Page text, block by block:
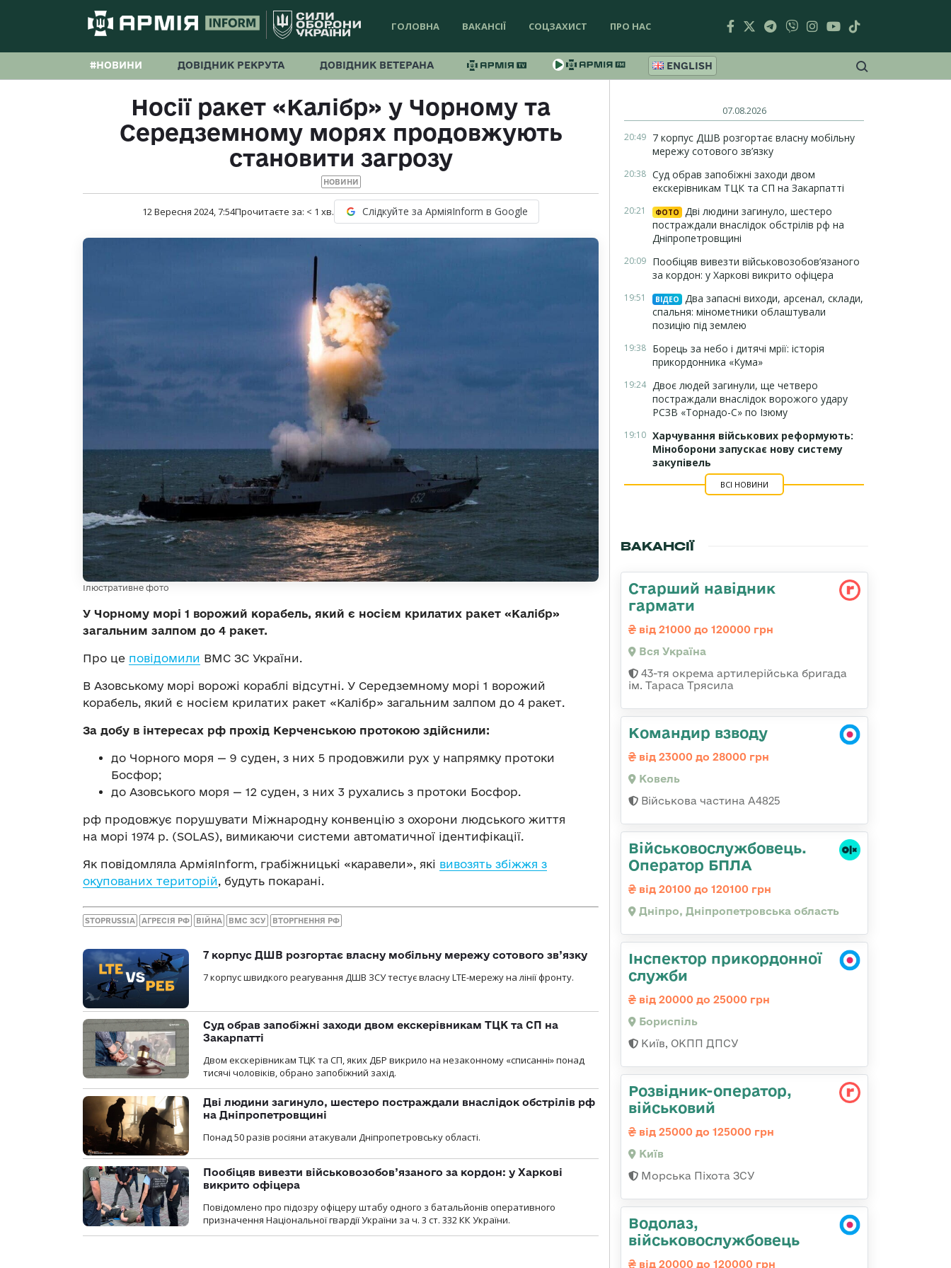
ГОЛОВНА ВАКАНСІЇ СОЦЗАХИСТ ПРО НАС
#НОВИНИ ДОВІДНИК РЕКРУТА ДОВІДНИК ВЕТЕРАНА ENGLISH
Носії ракет «Калібр» у Чорному та
Середземному морях продовжують
становити загрозу
НОВИНИ
12 Вересня 2024, 7:54Прочитаєте за: < 1 хв. Слідкуйте за АрміяInform в Google
Ілюстративне фото
У Чорному морі 1 ворожий корабель, який є носієм крилатих ракет «Калібр»
загальним залпом до 4 ракет.
Про це повідомили ВМС ЗС України.
В Азовському морі ворожі кораблі відсутні. У Середземному морі 1 ворожий
корабель, який є носієм крилатих ракет «Калібр» загальним залпом до 4 ракет.
За добу в інтересах рф прохід Керченською протокою здійснили:
до Чорного моря — 9 суден, з них 5 продовжили рух у напрямку протоки
Босфор;
до Азовського моря — 12 суден, з них 3 рухались з протоки Босфор.
рф продовжує порушувати Міжнародну конвенцію з охорони людського життя
на морі 1974 р. (SOLAS), вимикаючи системи автоматичної ідентифікації.
Як повідомляла АрміяInform, грабіжницькі «каравели», які вивозять збіжжя з
окупованих територій, будуть покарані.
STOPRUSSIA АГРЕСІЯ РФ ВІЙНА ВМС ЗСУ ВТОРГНЕННЯ РФ
7 корпус ДШВ розгортає власну мобільну мережу сотового зв’язку
7 корпус швидкого реагування ДШВ ЗСУ тестує власну LTE-мережу на лінії фронту.
Суд обрав запобіжні заходи двом екскерівникам ТЦК та СП на
Закарпатті
Двом екскерівникам ТЦК та СП, яких ДБР викрило на незаконному «списанні» понад
тисячі чоловіків, обрано запобіжний захід.
Дві людини загинуло, шестеро постраждали внаслідок обстрілів рф
на Дніпропетровщині
Понад 50 разів росіяни атакували Дніпропетровську області.
Пообіцяв вивезти військовозобов’язаного за кордон: у Харкові
викрито офіцера
Повідомлено про підозру офіцеру штабу одного з батальйонів оперативного
призначення Національної гвардії України за ч. 3 ст. 332 КК України.
07.08.2026
20:49 7 корпус ДШВ розгортає власну мобільну
мережу сотового зв’язку
20:38 Суд обрав запобіжні заходи двом
екскерівникам ТЦК та СП на Закарпатті
20:21 ФОТО
Дві людини загинуло, шестеро
постраждали внаслідок обстрілів рф на
Дніпропетровщині
20:09 Пообіцяв вивезти військовозобов’язаного
за кордон: у Харкові викрито офіцера
19:51 ВІДЕО
Два запасні виходи, арсенал, склади,
спальня: мінометники облаштували
позицію під землею
19:38 Борець за небо і дитячі мрії: історія
прикордонника «Кума»
19:24 Двоє людей загинули, ще четверо
постраждали внаслідок ворожого удару
РСЗВ «Торнадо-С» по Ізюму
19:10 Харчування військових реформують:
Міноборони запускає нову систему
закупівель
ВСІ НОВИНИ
ВАКАНСІЇ
Старший навідник
гармати
від 21000 до 120000 грн
Вся Україна
43-тя окрема артилерійська бригада
ім. Тараса Трясила
Командир взводу
від 23000 до 28000 грн
Ковель
Військова частина А4825
Військовослужбовець.
Оператор БПЛА
від 20100 до 120100 грн
Дніпро, Дніпропетровська область
Інспектор прикордонної
служби
від 20000 до 25000 грн
Бориспіль
Київ, ОКПП ДПСУ
Розвідник-опеpатоp,
військовий
від 25000 до 125000 грн
Київ
Морська Піхота ЗСУ
Водолаз,
військовослужбовець
від 20000 до 120000 грн